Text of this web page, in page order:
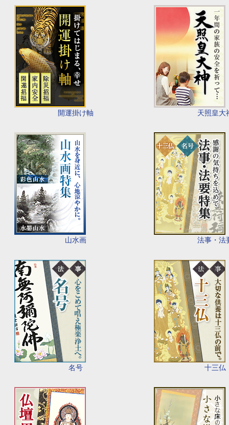
開運掛け軸 天照皇大
山水画 法事・法
名号 十三仏